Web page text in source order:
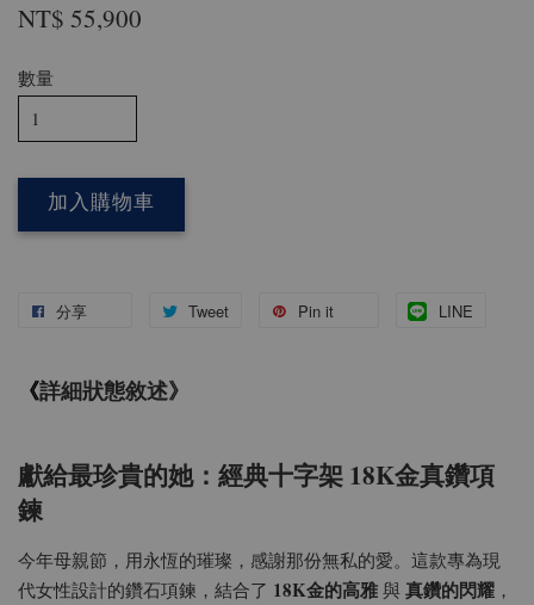
NT$ 55,900
數量
加入購物車
分享 Tweet Pin it LINE
《詳細狀態敘述》
獻給最珍貴的她：經典十字架 18K金真鑽項
鍊
今年母親節，用永恆的璀璨，感謝那份無私的愛。這款專為現
代女性設計的鑽石項鍊，結合了 18K金的高雅 與 真鑽的閃耀 ，